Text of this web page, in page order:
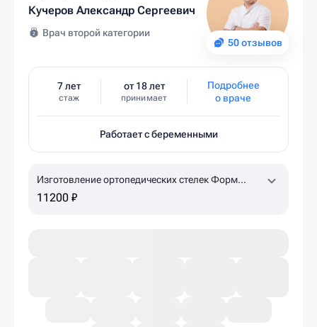
50 отзывов
Кучеров Александр Сергеевич
Врач второй категории
7 лет
стаж
от 18 лет
принимает
Подробнее
о враче
Работает с беременными
Изготовление ортопедических стелек Форм
Тотикс
11200 ₽